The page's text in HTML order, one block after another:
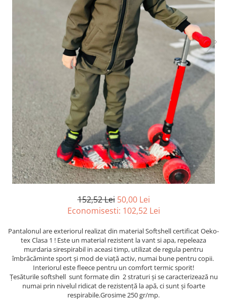
152,52 Lei 50,00 Lei
Economisesti: 102,52 Lei
Pantalonulare exteriorul realizat din materialSoftshell certificat Oeko-
tex Clasa 1 ! Este un material rezistent la vant si apa, repeleaza
murdaria sirespirabil in aceasi timp, utilizat de regula pentru
îmbrăcăminte sport și mod de viață activ, numai bune pentru copii.
Interiorul este fleece pentru un comfort termic sporit!
Țesăturile softshell sunt formate din 2 straturi și se caracterizează nu
numai prin nivelul ridicat de rezistență la apă, ci sunt și foarte
respirabile.Grosime 250 gr/mp.